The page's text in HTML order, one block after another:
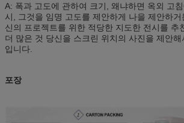
A: 폭과 고도에 관하여 크기, 왜냐하면 옥외 고
시, 그것을 임명 고도를 제안하게 나을 제안하
신의 프로젝트를 위한 적당한 지도한 전시를 추
더 많은 것 당신을 스크린 위치의 사진을 제안
입니다.
포장